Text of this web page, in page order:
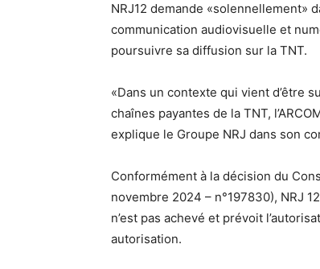
NRJ12 demande «solennellement»
communication audiovisuelle et
poursuivre sa diffusion sur la TNT.
«Dans un contexte qui vient d’être
chaînes payantes de la TNT,
explique le Groupe NRJ dans son
Conformément à la décision du
novembre 2024 – n°197830), NRJ
n’est pas achevé et prévoit
autorisation.